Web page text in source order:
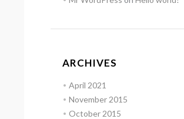
ARCHIVES
April 2021
November 2015
October 2015